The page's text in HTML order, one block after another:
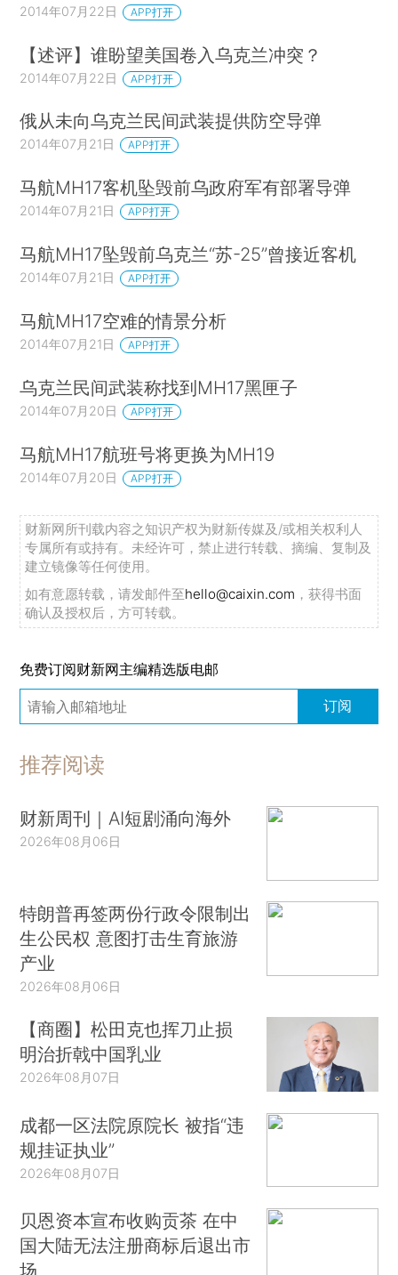
2014年07月22日 APP打开
【述评】谁盼望美国卷入乌克兰冲突？
2014年07月22日 APP打开
俄从未向乌克兰民间武装提供防空导弹
2014年07月21日 APP打开
马航MH17客机坠毁前乌政府军有部署导弹
2014年07月21日 APP打开
马航MH17坠毁前乌克兰“苏-25”曾接近客机
2014年07月21日 APP打开
马航MH17空难的情景分析
2014年07月21日 APP打开
乌克兰民间武装称找到MH17黑匣子
2014年07月20日 APP打开
马航MH17航班号将更换为MH19
2014年07月20日 APP打开
财新网所刊载内容之知识产权为财新传媒及/或相关权利人
专属所有或持有。未经许可，禁止进行转载、摘编、复制及
建立镜像等任何使用。
如有意愿转载，请发邮件至hello@caixin.com ，获得书面
确认及授权后，方可转载。
免费订阅财新网主编精选版电邮
订阅
推荐阅读
财新周刊｜AI短剧涌向海外
2026年08月06日
特朗普再签两份行政令限制出
生公民权 意图打击生育旅游
产业
2026年08月06日
【商圈】松田克也挥刀止损
明治折戟中国乳业
2026年08月07日
成都一区法院原院长 被指“违
规挂证执业”
2026年08月07日
贝恩资本宣布收购贡茶 在中
国大陆无法注册商标后退出市
场